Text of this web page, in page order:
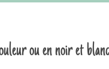
ou en noir et